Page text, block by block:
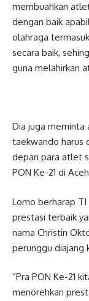
membuahkan
dengan baik
olahraga
secara baik,
guna melahirkan
Dia juga meminta
taekwando harus
depan para atlet
PON Ke-21 di
Lomo berharap
prestasi terbaik
nama Christin
perunggu diajang
“Pra PON Ke-21
menorehkan